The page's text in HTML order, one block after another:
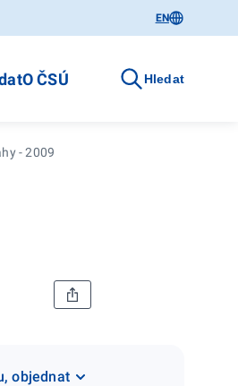
EN
O ČSÚ Hledat
- 2009
objednat